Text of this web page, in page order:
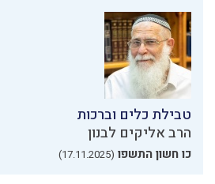
טבילת כלים וברכות
הרב אליקים לבנון
כו חשון התשפו (17.11.2025)